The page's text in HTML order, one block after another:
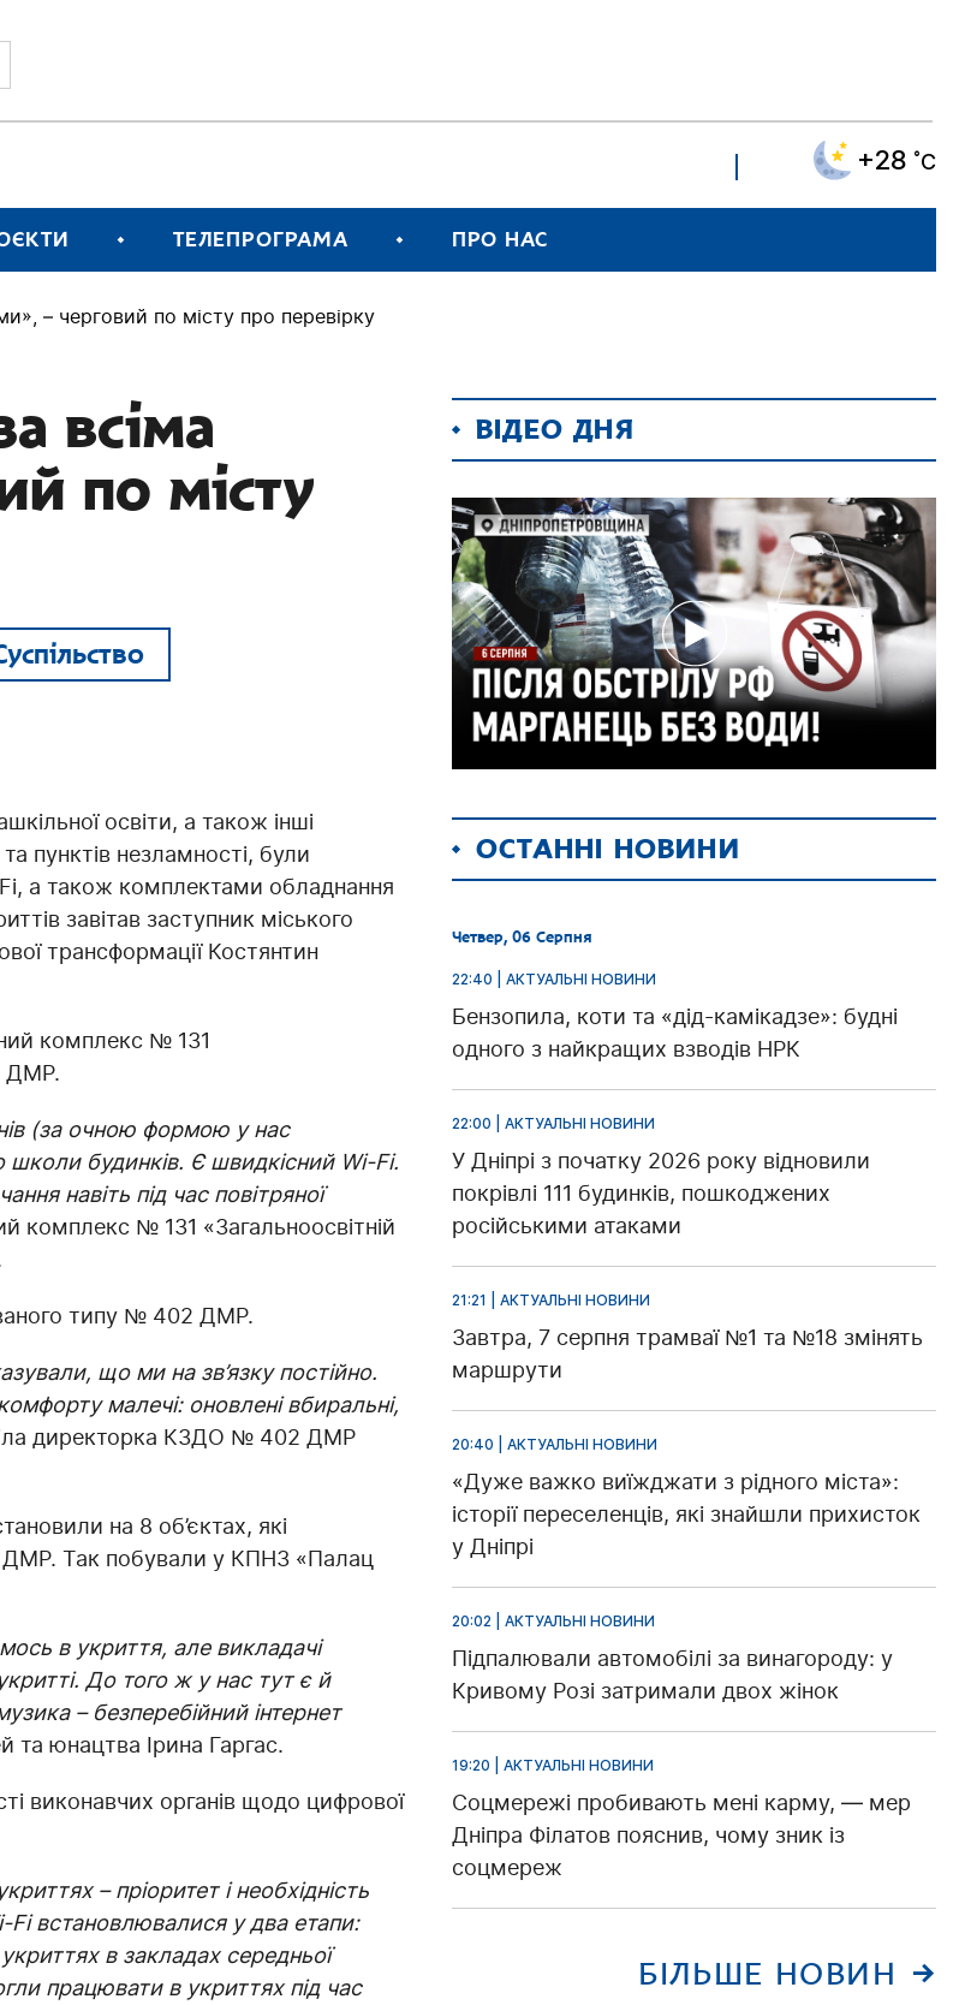
+28 ˚C
ТЕЛЕПРОГРАМА ПРО НАС
– черговий по місту про перевірку
всіма
по місту
освіти, а також інші
пунктів незламності, були
а також комплектами обладнання
завітав заступник міського
трансформації Костянтин
комплекс № 131
ДМР.
(за очною формою у нас
школи будинків. Є швидкісний Wi-Fi.
навіть під час повітряної
комплекс № 131 «Загальноосвітній
типу № 402 ДМР.
що ми на зв’язку постійно.
малечі: оновлені вбиральні,
директорка КЗДО № 402 ДМР
на 8 об’єктах, які
ДМР. Так побували у КПНЗ «Палац
в укриття, але викладачі
До того ж у нас тут є й
– безперебійний інтернет
та юнацтва Ірина Гаргас.
виконавчих органів щодо цифрової
– пріоритет і необхідність
Fi встановлювалися у два етапи:
в закладах середньої
працювати в укриттях під час
ВІДЕО ДНЯ
ОСТАННІ НОВИНИ
Четвер, 06 Серпня
22:40 | АКТУАЛЬНІ НОВИНИ
Бензопила, коти та «дід-камікадзе»: будні
одного з найкращих взводів НРК
22:00 | АКТУАЛЬНІ НОВИНИ
У Дніпрі з початку 2026 року відновили
покрівлі 111 будинків, пошкоджених
російськими атаками
21:21 | АКТУАЛЬНІ НОВИНИ
Завтра, 7 серпня трамваї №1 та №18 змінять
маршрути
20:40 | АКТУАЛЬНІ НОВИНИ
«Дуже важко виїжджати з рідного міста»:
історії переселенців, які знайшли прихисток
у Дніпрі
20:02 | АКТУАЛЬНІ НОВИНИ
Підпалювали автомобілі за винагороду: у
Кривому Розі затримали двох жінок
19:20 | АКТУАЛЬНІ НОВИНИ
Соцмережі пробивають мені карму, — мер
Дніпра Філатов пояснив, чому зник із
соцмереж
БІЛЬШЕ НОВИН